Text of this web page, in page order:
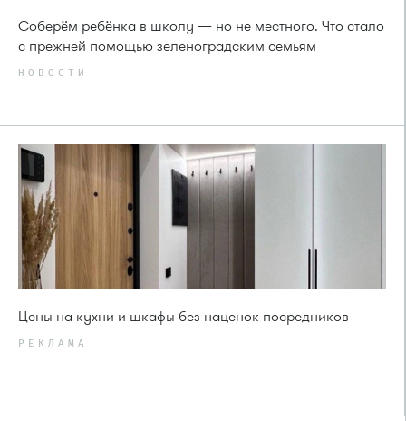
Соберём ребёнка в школу — но не местного. Что стало
с прежней помощью зеленоградским семьям
НОВОСТИ
Цены на кухни и шкафы без наценок посредников
РЕКЛАМА